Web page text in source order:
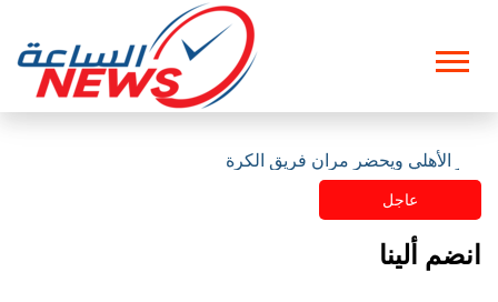
الأهلي ويحضر مران فريق الكرة
عاجل
انضم ألينا